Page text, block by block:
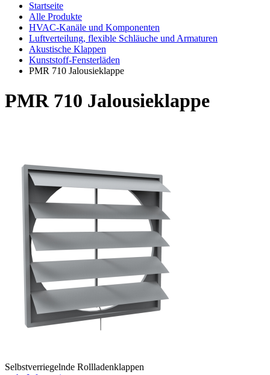
Startseite
Alle Produkte
HVAC-Kanäle und Komponenten
Luftverteilung, flexible Schläuche und Armaturen
Akustische Klappen
Kunststoff-Fensterläden
PMR 710 Jalousieklappe
PMR 710 Jalousieklappe
Selbstverriegelnde Rollladenklappen